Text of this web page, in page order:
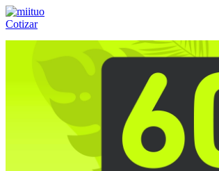
Cotizar
(55) 84-21-05-00ó800-953-00-59